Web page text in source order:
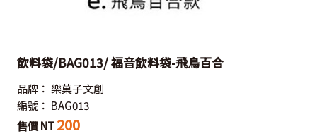
飲料袋/BAG013/ 福音飲料袋-飛鳥百合
品牌： 樂菓子文創
編號： BAG013
售價 NT 200